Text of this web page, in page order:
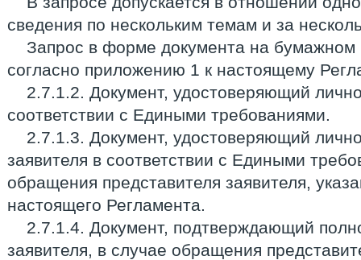
сведения по нескольким темам и за
Запрос в форме документа на бумажном
согласно приложению 1 к настоящему
2.7.1.2. Документ, удостоверяющий
соответствии с Едиными требованиями.
2.7.1.3. Документ, удостоверяющий
заявителя в соответствии с Едиными
обращения представителя заявителя,
настоящего Регламента.
2.7.1.4. Документ, подтверждающий
заявителя, в случае обращения